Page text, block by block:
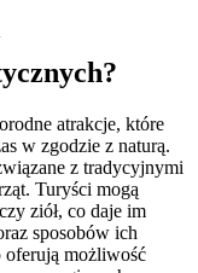
atrakcje, które
w zgodzie z naturą.
z tradycyjnymi
Turyści mogą
ziół, co daje im
sposobów ich
oferują możliwość